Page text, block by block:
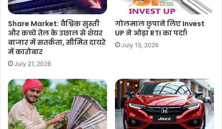
Share Market: वैश्विक सुस्ती
और कच्चे तेल के उछाल से शेयर
बाजार में सतर्कता, सीमित दायरे
में कारोबार
July 21, 2026
गोलमाल छुपाने लिए Invest
UP ने ओढ़ा RTI का पर्दा!
July 15, 2026